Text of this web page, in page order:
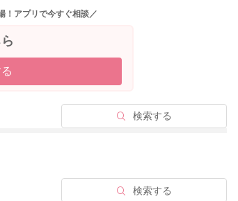
やかしてオートミール粥にしたり、おやき
量は、調理法によっても異なりますので、
い。
・作り方】
！アプリで今すぐ相談／
検索する
検索する